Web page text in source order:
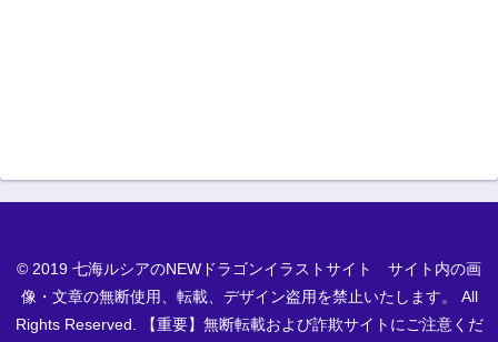
© 2019 七海ルシアのNEWドラゴンイラストサイト サイト内の画
像・文章の無断使用、転載、デザイン盗用を禁止いたします。 All
Rights Reserved. 【重要】無断転載および詐欺サイトにご注意くだ